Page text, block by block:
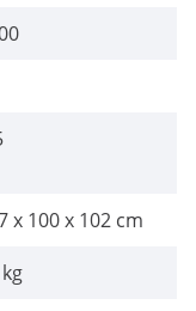
x 100 x 102 cm